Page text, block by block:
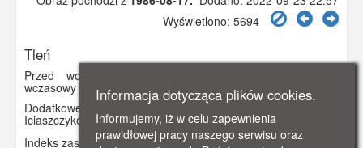
Wyświetlono: 5694
Tleń
Przed wojną pensjonat Schauera, w PRL-u ośrodek
wczasowy "Samotnia", a obecnie "Przystanek Tleń".
Dodatkowe informacje: Pocztówka wysłana do pp.
Iciaszczyków
Indeks zasobu:GSP3483
Informacja dotycząca plików cookies.
Informujemy, iż w celu zapewnienia
prawidłowej pracy naszego serwisu oraz